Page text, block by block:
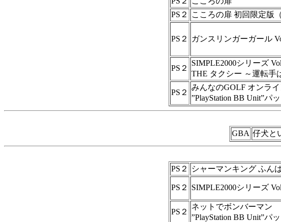
PS２
こころの扉 初回限定版
PS２ ガンスリンガーガール
PS２
SIMPLE2000シリーズ
THE タクシー ～運転手
PS２
みんなのGOLF オンライ
”PlayStation BB Unit”パ
GBA 仔犬と
PS２
シャーマンキング ふん
PS２ SIMPLE2000シリーズ
PS２
ネットでボンバーマン
”PlayStation BB Unit”パ